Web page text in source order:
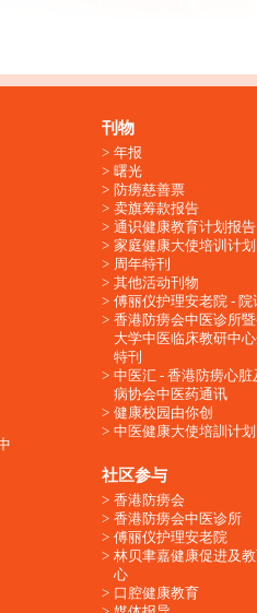
刊物
年报
曙光
防痨慈善票
卖旗筹款报告
通识健康教育计划报告
家庭健康大使培训计划
周年特刊
其他活动刊物
傅丽仪护理安老院 - 院
香港防痨会中医诊所
大学中医临床教研中
特刊
中医汇 - 香港防痨心脏
病协会中医药通讯
健康校园由你创
中医健康大使培訓计划
社区参与
香港防痨会
香港防痨会中医诊所
傅丽仪护理安老院
林贝聿嘉健康促进及
心
口腔健康教育